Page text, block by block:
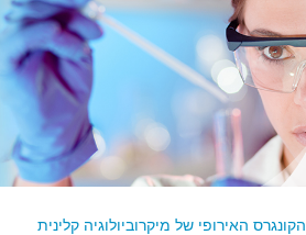
הקונגרס האירופי של מיקרוביולוגיה קלינית